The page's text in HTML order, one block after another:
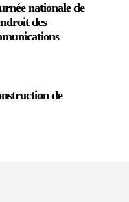
nationale de
des
de